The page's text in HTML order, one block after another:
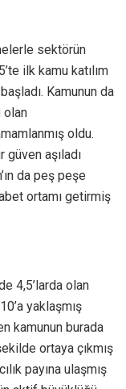
sektörün
ilk kamu katılım
Kamunun da
olan
oldu.
aşıladı
da peş peşe
ortamı getirmiş
4,5’larda olan
yaklaşmış
kamunun burada
ortaya çıkmış
payına ulaşmış